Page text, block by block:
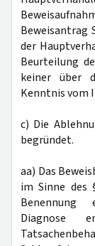
Beweisantrag
der
Beurteilung
keiner über
Kenntnis vom
c) Die
begründet.
aa) Das
im Sinne des
Benennung
Diagnose